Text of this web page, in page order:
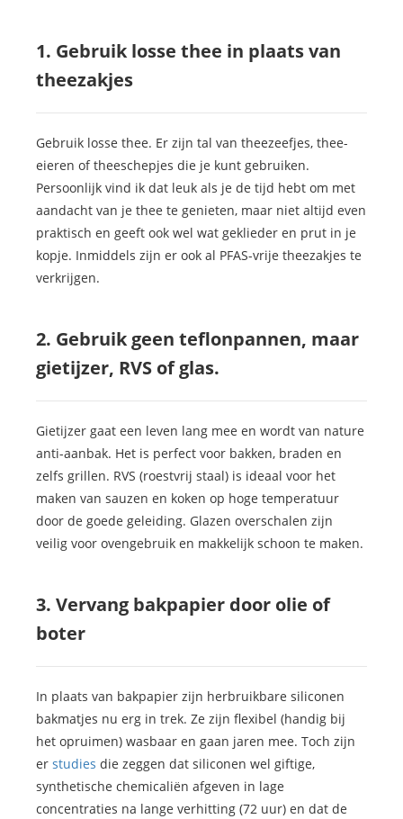
1. Gebruik losse thee in plaats van
theezakjes
Gebruik losse thee. Er zijn tal van theezeefjes, thee-
eieren of theeschepjes die je kunt gebruiken.
Persoonlijk vind ik dat leuk als je de tijd hebt om met
aandacht van je thee te genieten, maar niet altijd even
praktisch en geeft ook wel wat geklieder en prut in je
kopje. Inmiddels zijn er ook al PFAS-vrije theezakjes te
verkrijgen.
2. Gebruik geen teflonpannen, maar
gietijzer, RVS of glas.
Gietijzer gaat een leven lang mee en wordt van nature
anti-aanbak. Het is perfect voor bakken, braden en
zelfs grillen. RVS (roestvrij staal) is ideaal voor het
maken van sauzen en koken op hoge temperatuur
door de goede geleiding. Glazen overschalen zijn
veilig voor ovengebruik en makkelijk schoon te maken.
3. Vervang bakpapier door olie of
boter
In plaats van bakpapier zijn herbruikbare siliconen
bakmatjes nu erg in trek. Ze zijn flexibel (handig bij
het opruimen) wasbaar en gaan jaren mee. Toch zijn
er studies die zeggen dat siliconen wel giftige,
synthetische chemicaliën afgeven in lage
concentraties na lange verhitting (72 uur) en dat de